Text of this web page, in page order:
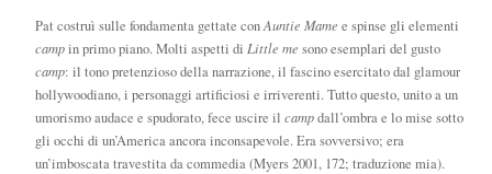
Pat costruì sulle fondamenta gettate conAuntie Mame e spinse gli elementi
campin primo piano. Molti aspetti di Little me sono esemplari del gusto
camp: il tono pretenzioso della narrazione, il fascino esercitato dal glamour
hollywoodiano, i personaggi artificiosi e irriverenti. Tutto questo, unito a un
umorismo audace e spudorato, fece uscire il campdall’ombra e lo mise sotto
gli occhi di un’America ancora inconsapevole. Era sovversivo; era
un’imboscata travestita da commedia (Myers 2001, 172; traduzione mia).